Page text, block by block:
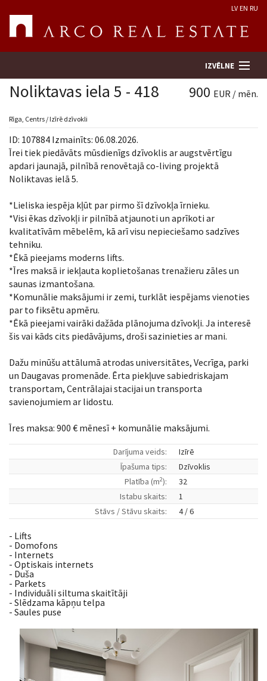
LV EN RU
IZVĒLNE
Meklēt īpašumu
Novērtēt īpašumu
Uzņēmums
Pakalpojumi
Kontakti
Noliktavas iela 5 - 418 900 EUR / mēn.
Rīga, Centrs / Izīrē dzīvokli
ID: 107884 Izmainīts: 06.08.2026.
Īrei tiek piedāvāts mūsdienīgs dzīvoklis ar augstvērtīgu
apdari jaunajā, pilnībā renovētajā co-living projektā
Noliktavas ielā 5.
*Lieliska iespēja kļūt par pirmo šī dzīvokļa īrnieku.
*Visi ēkas dzīvokļi ir pilnībā atjaunoti un aprīkoti ar
kvalitatīvām mēbelēm, kā arī visu nepieciešamo sadzīves
tehniku.
*Ēkā pieejams moderns lifts.
*Īres maksā ir iekļauta koplietošanas trenažieru zāles un
saunas izmantošana.
*Komunālie maksājumi ir zemi, turklāt iespējams vienoties
par to fiksētu apmēru.
*Ēkā pieejami vairāki dažāda plānojuma dzīvokļi. Ja interesē
šis vai kāds cits piedāvājums, droši sazinieties ar mani.
Dažu minūšu attālumā atrodas universitātes, Vecrīga, parki
un Daugavas promenāde. Ērta piekļuve sabiedriskajam
transportam, Centrālajai stacijai un transporta
savienojumiem ar lidostu.
Īres maksa: 900 € mēnesī + komunālie maksājumi.
Darījuma veids:
Izīrē
Īpašuma tips:
Dzīvoklis
Platība (m2):
32
Istabu skaits:
1
Stāvs / Stāvu skaits:
4 / 6
- Lifts
- Domofons
- Internets
- Optiskais internets
- Duša
- Parkets
- Individuāli siltuma skaitītāji
- Slēdzama kāpņu telpa
- Saules puse